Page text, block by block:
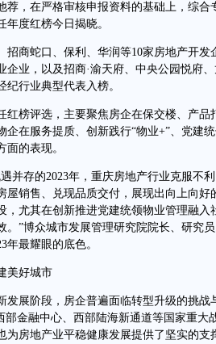
，在严格审核申报资料的基础上，综合
年度红榜今日揭晓。
商蛇口、保利、华润等10家房地产开发
企业，以及招商·渝天府、中央公园悦府
纪行业典型代表入榜。
榜评选，主要聚焦房企在保交楼、产品
企在服务提质、创新践行“物业+”、党建
面的表现。
存的2023年，重庆房地产行业克服不
屋销售、兑现品质交付，展现出向上向好
，尤其在创新推进党建统领物业管理融
。”博众城市发展管理研究院院长、研究
年最耀眼的底色。
好城市
展阶段，房企普遍面临转型升级的挑战
部金融中心、西部陆海新通道等国家重
为房地产业平稳健康发展提供了坚实的支